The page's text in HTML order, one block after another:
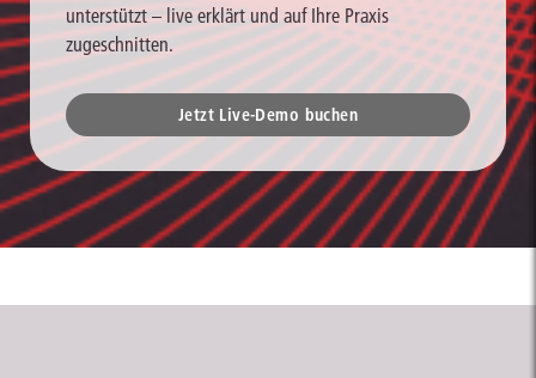
unterstützt – live erklärt und auf Ihre Praxis
zugeschnitten.
Jetzt Live-Demo buchen